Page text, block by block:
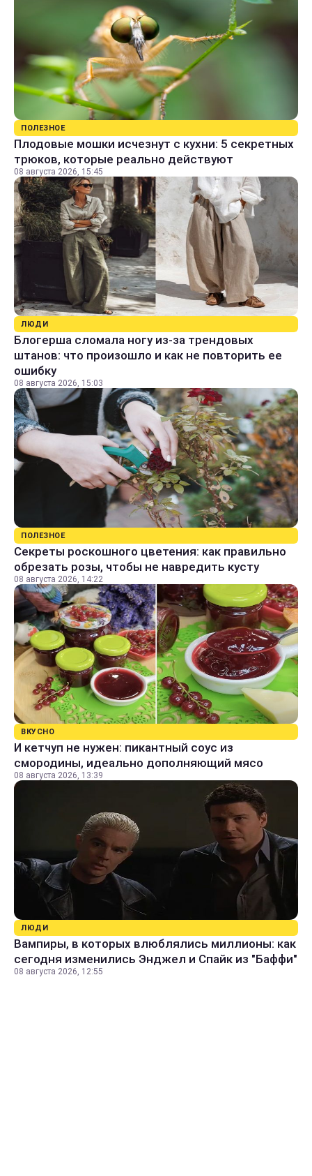
ПОЛЕЗНОЕ
Плодовые мошки исчезнут с кухни: 5 секретных
трюков, которые реально действуют
08 августа 2026, 15:45
ЛЮДИ
Блогерша сломала ногу из-за трендовых
штанов: что произошло и как не повторить ее
ошибку
08 августа 2026, 15:03
ПОЛЕЗНОЕ
Секреты роскошного цветения: как правильно
обрезать розы, чтобы не навредить кусту
08 августа 2026, 14:22
ВКУСНО
И кетчуп не нужен: пикантный соус из
смородины, идеально дополняющий мясо
08 августа 2026, 13:39
ЛЮДИ
Вампиры, в которых влюблялись миллионы: как
сегодня изменились Энджел и Спайк из "Баффи"
08 августа 2026, 12:55